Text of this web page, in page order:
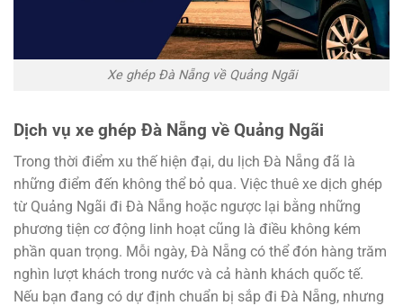
Xe ghép Đà Nẵng về Quảng Ngãi
Dịch vụ xe ghép Đà Nẵng về Quảng Ngãi
Trong thời điểm xu thế hiện đại, du lịch Đà Nẵng đã là
những điểm đến không thể bỏ qua. Việc thuê xe dịch ghép
từ Quảng Ngãi đi Đà Nẵng hoặc ngược lại bằng những
phương tiện cơ động linh hoạt cũng là điều không kém
phần quan trọng. Mỗi ngày, Đà Nẵng có thể đón hàng trăm
nghìn lượt khách trong nước và cả hành khách quốc tế.
Nếu bạn đang có dự định chuẩn bị sắp đi Đà Nẵng, nhưng